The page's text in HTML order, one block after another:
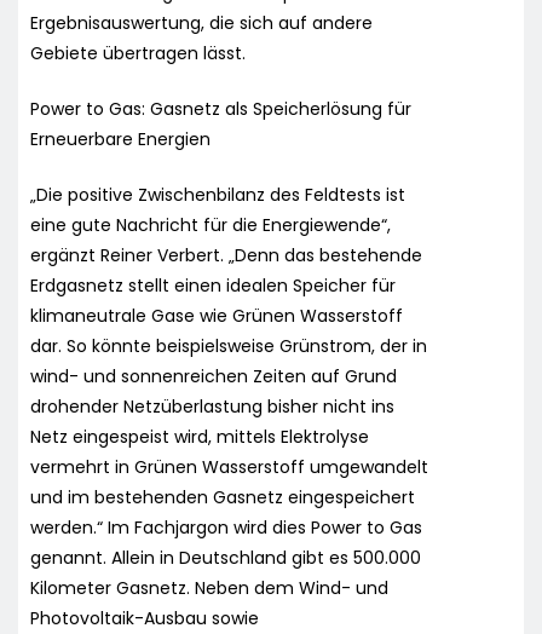
Ergebnisauswertung, die sich auf andere
Gebiete übertragen lässt.
Power to Gas: Gasnetz als Speicherlösung für
Erneuerbare Energien
„Die positive Zwischenbilanz des Feldtests ist
eine gute Nachricht für die Energiewende“,
ergänzt Reiner Verbert. „Denn das bestehende
Erdgasnetz stellt einen idealen Speicher für
klimaneutrale Gase wie Grünen Wasserstoff
dar. So könnte beispielsweise Grünstrom, der in
wind- und sonnenreichen Zeiten auf Grund
drohender Netzüberlastung bisher nicht ins
Netz eingespeist wird, mittels Elektrolyse
vermehrt in Grünen Wasserstoff umgewandelt
und im bestehenden Gasnetz eingespeichert
werden.“ Im Fachjargon wird dies Power to Gas
genannt. Allein in Deutschland gibt es 500.000
Kilometer Gasnetz. Neben dem Wind- und
Photovoltaik-Ausbau sowie